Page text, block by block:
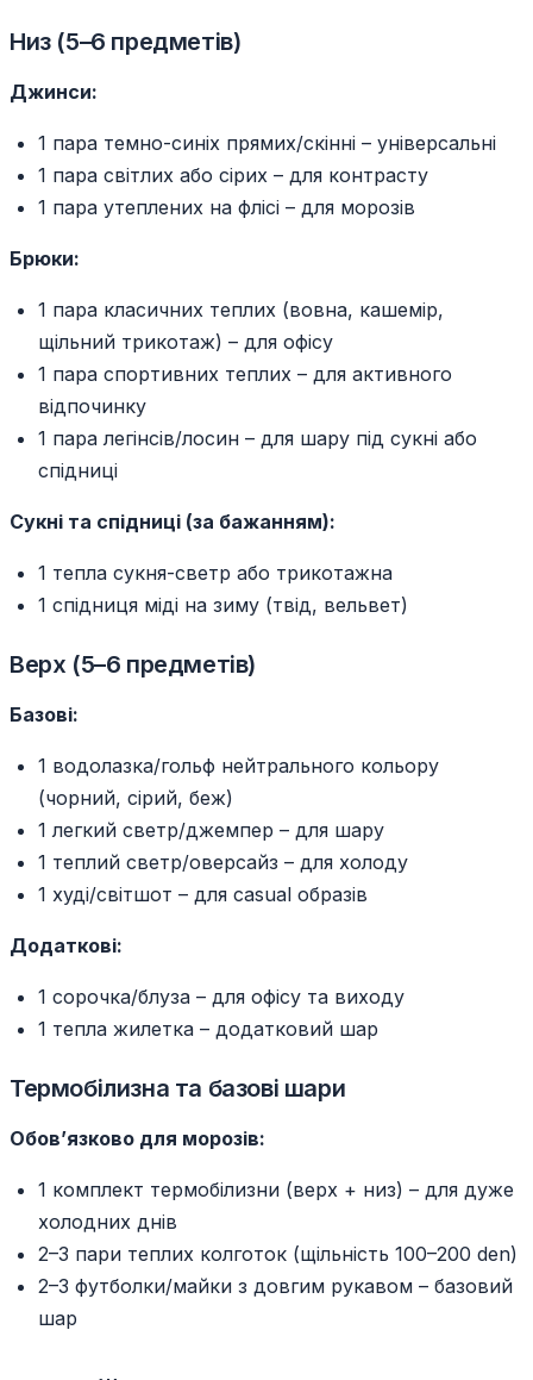
Низ (5–6 предметів)
Джинси:
1 пара темно-синіх прямих/скінні – універсальні
1 пара світлих або сірих – для контрасту
1 пара утеплених на флісі – для морозів
Брюки:
1 пара класичних теплих (вовна, кашемір,
щільний трикотаж) – для офісу
1 пара спортивних теплих – для активного
відпочинку
1 пара легінсів/лосин – для шару під сукні або
спідниці
Сукні та спідниці (за бажанням):
1 тепла сукня-светр або трикотажна
1 спідниця міді на зиму (твід, вельвет)
Верх (5–6 предметів)
Базові:
1 водолазка/гольф нейтрального кольору
(чорний, сірий, беж)
1 легкий светр/джемпер – для шару
1 теплий светр/оверсайз – для холоду
1 худі/світшот – для casual образів
Додаткові:
1 сорочка/блуза – для офісу та виходу
1 тепла жилетка – додатковий шар
Термобілизна та базові шари
Обов’язково для морозів:
1 комплект термобілизни (верх + низ) – для дуже
холодних днів
2–3 пари теплих колготок (щільність 100–200 den)
2–3 футболки/майки з довгим рукавом – базовий
шар